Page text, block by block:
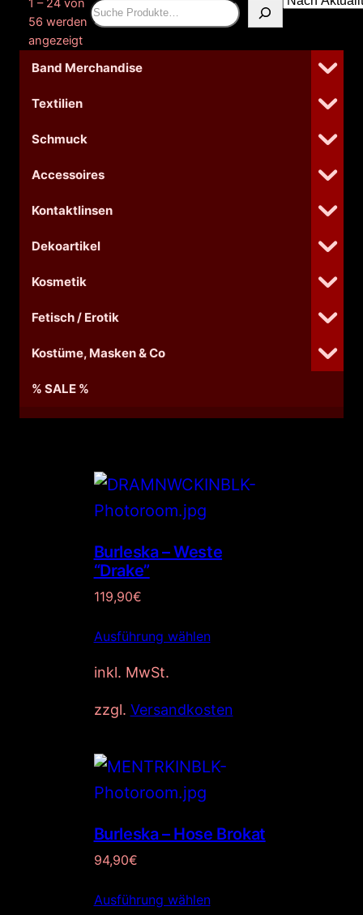
1 – 24 von
56 werden
angezeigtNach
sortiert
Suchen
Band Merchandise
Textilien
Schmuck
Accessoires
Kontaktlinsen
Dekoartikel
Kosmetik
Fetisch / Erotik
Kostüme, Masken & Co
% SALE %
Burleska – Weste
“Drake”
119,90€
Ausführung wählen
inkl. MwSt.
zzgl. Versandkosten
Burleska – Hose Brokat
94,90€
Ausführung wählen